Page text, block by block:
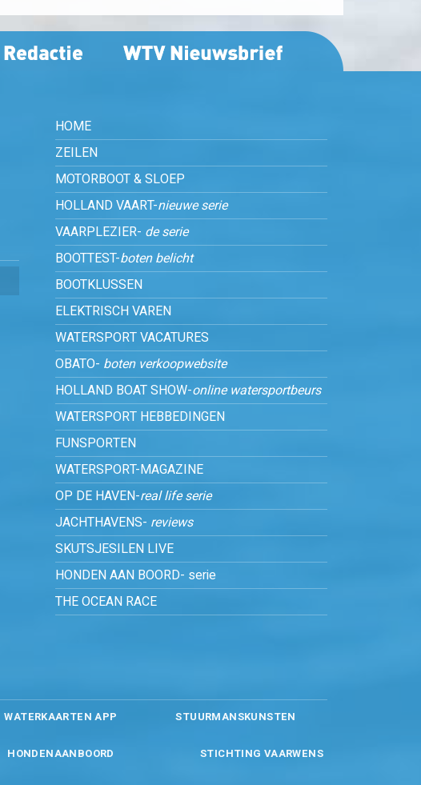
HOME
ZEILEN
MOTORBOOT & SLOEP
HOLLAND VAART-nieuwe serie
VAARPLEZIER- de serie
BOOTTEST-boten belicht
BOOTKLUSSEN
ELEKTRISCH VAREN
WATERSPORT VACATURES
OBATO- boten verkoopwebsite
HOLLAND BOAT SHOW-online watersportbeurs
WATERSPORT HEBBEDINGEN
FUNSPORTEN
WATERSPORT-MAGAZINE
OP DE HAVEN-real life serie
JACHTHAVENS- reviews
SKUTSJESILEN LIVE
HONDEN AAN BOORD- serie
THE OCEAN RACE
WATERKAARTEN APP STUURMANSKUNSTEN
HONDENAANBOORD STICHTING VAARWENS